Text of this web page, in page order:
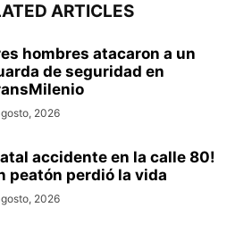
ARTICLES
hombres atacaron a un
de seguridad en
2026
accidente en la calle 80!
peatón perdió la vida
2026